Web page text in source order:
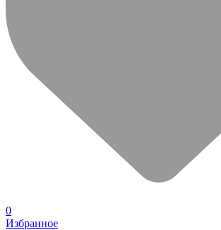
0
Избранное